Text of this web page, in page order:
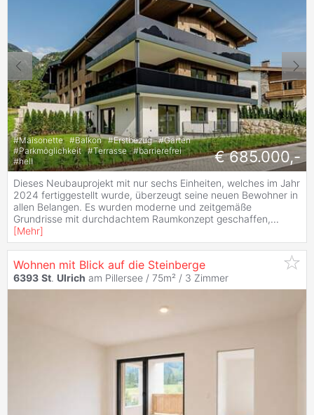
#Maisonette #Balkon #Erstbezug #Garten
#Parkmöglichkeit #Terrasse #barrierefrei
#hell € 685.000,-
Dieses Neubauprojekt mit nur sechs Einheiten, welches im Jahr
2024 fertiggestellt wurde, überzeugt seine neuen Bewohner in
allen Belangen. Es wurden moderne und zeitgemäße
Grundrisse mit durchdachtem Raumkonzept geschaffen,...
[Mehr]
Wohnen mit Blick auf die Steinberge
6393 St. Ulrich am Pillersee / 75m² / 3 Zimmer